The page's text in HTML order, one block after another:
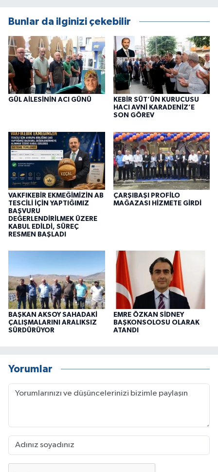
Bunlar da ilginizi çekebilir
GÜL AİLESİNİN ACI GÜNÜ
KEBİR SÜT’ÜN KURUCUSU
HACI AVNİ KARADENİZ’E
SON GÖREV
VAKFIKEBİR EKMEĞİMİZİN AB
TESCİLİ İÇİN YAPTIĞIMIZ
BAŞVURU
DEĞERLENDİRİLMEK ÜZERE
KABUL EDİLDİ, SÜREÇ
RESMEN BAŞLADI
ÇARŞIBAŞI PROFİLO
MAĞAZASI HİZMETE GİRDİ
BAŞKAN AKSOY SAHADAKİ
ÇALIŞMALARINI ARALIKSIZ
SÜRDÜRÜYOR
EMRE ÖZKAN SİDNEY
BAŞKONSOLOSU OLARAK
ATANDI
Yorumlar